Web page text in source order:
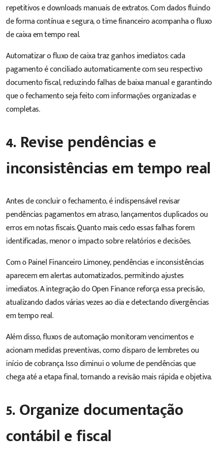
repetitivos e downloads manuais de extratos. Com dados fluindo
de forma contínua e segura, o time financeiro acompanha o fluxo
de caixa em tempo real.
Automatizar o fluxo de caixa traz ganhos imediatos: cada
pagamento é conciliado automaticamente com seu respectivo
documento fiscal, reduzindo falhas de baixa manual e garantindo
que o fechamento seja feito com informações organizadas e
completas.
4. Revise pendências e
inconsistências em tempo real
Antes de concluir o fechamento, é indispensávelrevisar
pendências: pagamentos em atraso, lançamentos duplicados ou
erros em notas fiscais. Quanto mais cedo essas falhas forem
identificadas, menor o impacto sobre relatórios e decisões.
Com o Painel Financeiro Limoney, pendências e inconsistências
aparecem em alertas automatizados, permitindo ajustes
imediatos. A integração do Open Finance reforça essa precisão,
atualizando dados várias vezes ao dia e detectando divergências
em tempo real.
Além disso, fluxos de automação monitoram vencimentos e
acionam medidas preventivas, como disparo de lembretes ou
início de cobrança. Isso diminui o volume de pendências que
chega até a etapa final, tornando a revisão mais rápida e objetiva.
5. Organize documentação
contábil e fiscal